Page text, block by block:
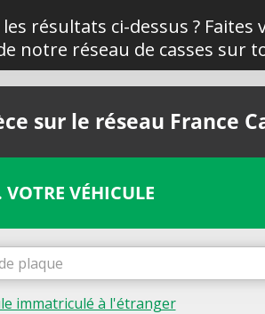
résultats ci-dessus ? Faites
notre réseau de casses sur
sur le réseau France
VOTRE VÉHICULE
immatriculé à l'étranger